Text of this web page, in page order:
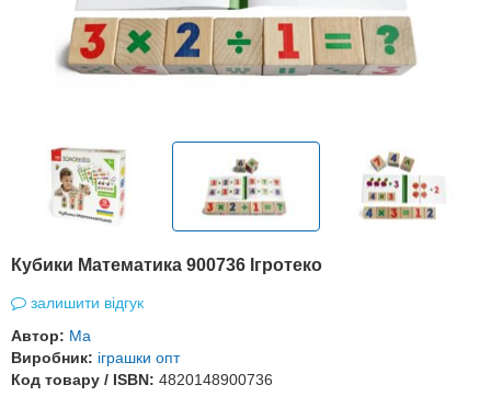
Кубики Математика 900736 Ігротеко
залишити відгук
Автор: Ма
Виробник: іграшки опт
Код товару / ISBN: 4820148900736